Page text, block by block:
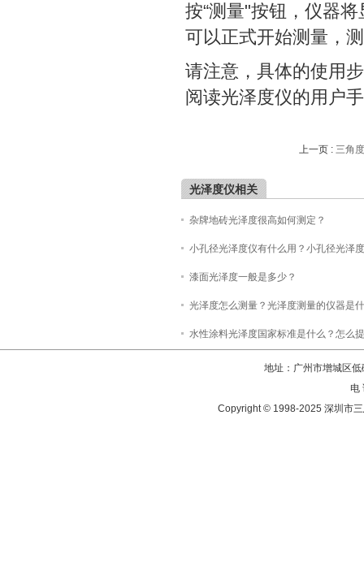
按“测量"按钮，仪器
可以正式开始测量，
请注意，具体的使用
阅读光泽度仪的用户
上一页 : 三角
光泽度仪相关
杂牌地砖光泽度很高如何测定？
小孔径光泽度仪有什么用？小孔径光泽
漆面光泽度一般是多少？
光泽度怎么测量？光泽度测量的仪器是
水性涂料光泽度国家标准是什么？怎么
地址：广州市增城区
电
Copyright © 1998-2025 深圳市